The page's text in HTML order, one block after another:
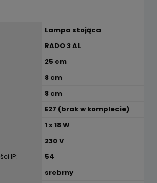
Lampa stojąca
RADO 3 AL
25 cm
8 cm
8 cm
E27 (brak w komplecie)
1 x 18 W
230 V
IP:
54
srebrny